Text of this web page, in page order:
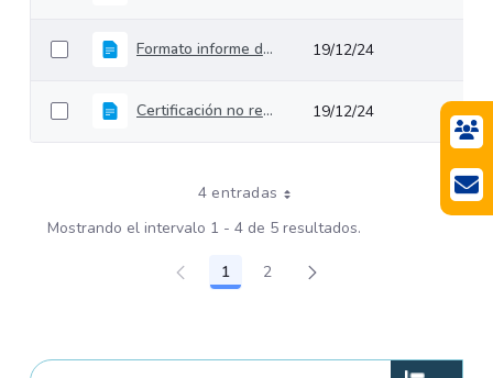
Formato informe de Riesgos 19/12/24
Certificación no requerimiento de VF 19/12/24
4 entradas
Mostrando el intervalo 1 - 4 de 5 resultados.
Página
1 Página
2